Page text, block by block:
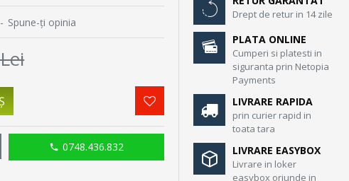
- Spune-ţi opinia
0748.436.832
Drept de retur in 14 zile
PLATA ONLINE
Cumperi si platesti in
siguranta prin Netopia
Payments
LIVRARE RAPIDA
prin curier rapid in
toata tara
LIVRARE EASYBOX
Livrare in loker
easybox oriunde in